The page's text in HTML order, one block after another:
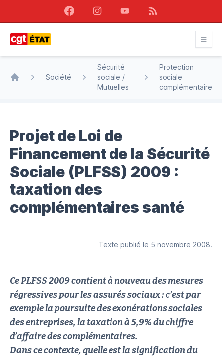
FacebookInstagramYoutubeRSS
Société
Sécurité
sociale /
Mutuelles
Protection
sociale
complémentaire
Projet de Loi de
Financement de la Sécurité
Sociale (PLFSS) 2009 :
taxation des
complémentaires santé
Texte publié le 5 novembre 2008.
Ce PLFSS 2009 contient à nouveau des mesures
régressives pour les assurés sociaux : c’est par
exemple la poursuite des exonérations sociales
des entreprises, la taxation à 5,9% du chiffre
d’affaire des complémentaires.
Dans ce contexte, quelle est la signification du